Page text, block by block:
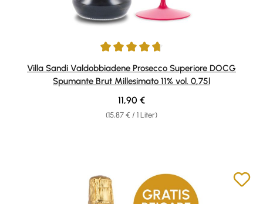
Durchschnittliche Bewertung von 4.79 von 5 Sternen
Villa Sandi Valdobbiadene Prosecco Superiore DOCG
Spumante Brut Millesimato 11% vol. 0,75l
(15,87 € / 1 Liter)
Regulärer Preis:
11,90 €